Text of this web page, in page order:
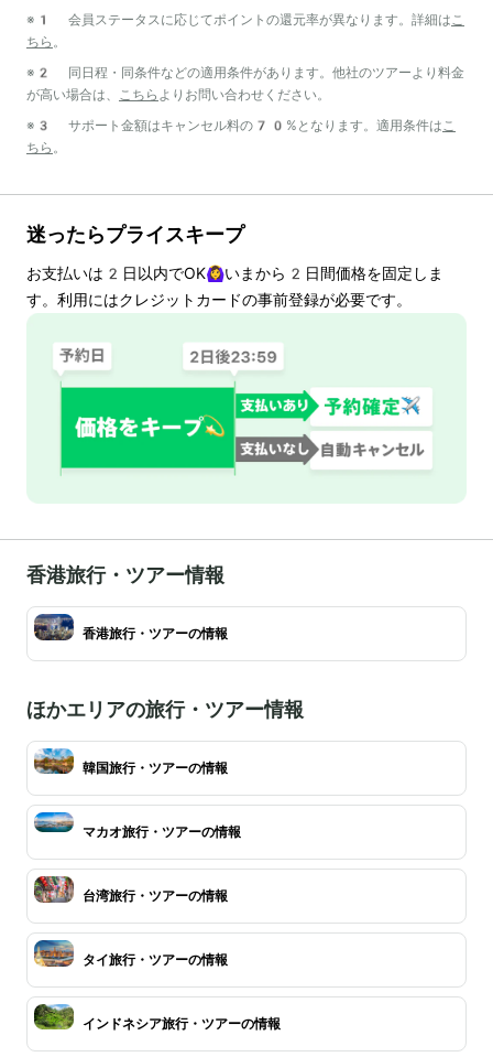
※1 会員ステータスに応じてポイントの還元率が異なります。詳細は こ
ちら 。
※2 同日程・同条件などの適用条件があります。他社のツアーより料金
が高い場合は、
こちら よりお問い合わせください。
※3 サポート金額はキャンセル料の70%となります。適用条件は こ
ちら 。
迷ったらプライスキープ
お支払いは 2 日以内でOK🙆‍♀️いまから 2 日間価格を固定しま
す。利用にはクレジットカードの事前登録が必要です。
香港旅行・ツアー情報
香港旅行・ツアーの情報
ほかエリアの旅行・ツアー情報
韓国旅行・ツアーの情報
マカオ旅行・ツアーの情報
台湾旅行・ツアーの情報
タイ旅行・ツアーの情報
インドネシア旅行・ツアーの情報